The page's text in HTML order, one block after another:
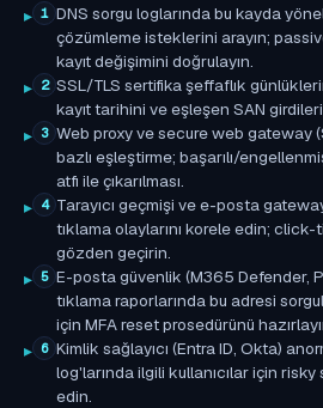
1 DNS sorgu loglarında bu kayda
çözümleme isteklerini arayın;
kayıt değişimini doğrulayın.
2 SSL/TLS sertifika şeffaflık
kayıt tarihini ve eşleşen SAN
3 Web proxy ve secure web gateway
bazlı eşleştirme; başarılı/
atfı ile çıkarılması.
4 Tarayıcı geçmişi ve e-posta
tıklama olaylarını korele edin;
gözden geçirin.
5 E-posta güvenlik (M365 Defender,
tıklama raporlarında bu adresi
için MFA reset prosedürünü
6 Kimlik sağlayıcı (Entra ID, Okta)
log'larında ilgili kullanıcılar için
edin.